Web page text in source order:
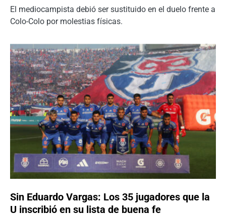
El mediocampista debió ser sustituido en el duelo frente a
Colo-Colo por molestias físicas.
Sin Eduardo Vargas: Los 35 jugadores que la
U inscribió en su lista de buena fe